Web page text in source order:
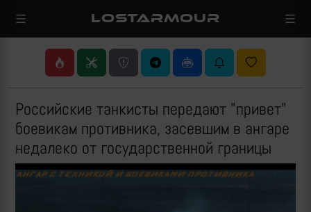
LOSTARMOUR
Российские танкисты передают "привет"
боевикам противника, засевшим в ангаре
недалеко от государственной границы